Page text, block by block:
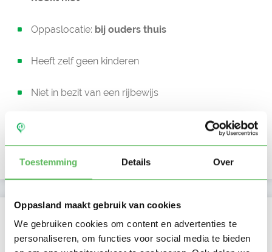
Toestemming Details Over
Oppasland maakt gebruik van cookies
We gebruiken cookies om content en advertenties te
personaliseren, om functies voor social media te bieden
Oppaslocatie: bij ouders thuis
Heeft zelf geen kinderen
Niet in bezit van een rijbewijs
Uurtarief: Account only
Kan oppassen op
Ma Di Wo Do Vr Za
Zo